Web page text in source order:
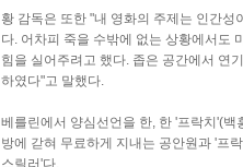
황 감독은 또한 "내 영화의 주제는 인간
다. 어차피 죽을 수밖에 없는 상황에서도
힘을 실어주려고 했다. 좁은 공간에서 연
하였다"고 말했다.
베를린에서 양심선언을 한, 한 '프락치'(
방에 갇혀 무료하게 지내는 공안원과 '프
스릴러'다.